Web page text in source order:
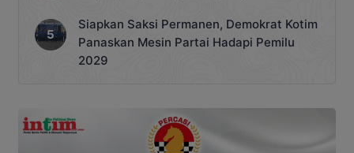
Siapkan Saksi Permanen, Demokrat Kotim
Panaskan Mesin Partai Hadapi Pemilu
2029